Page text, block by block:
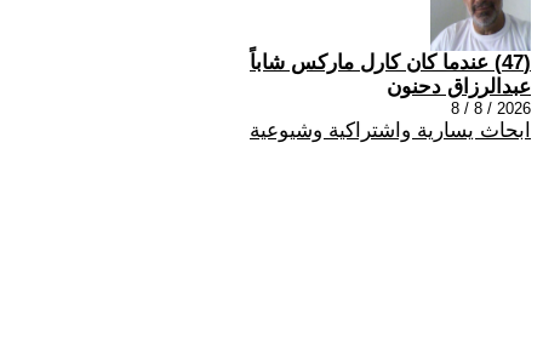
(47) عندما كان كارل ماركس شاباً
عبدالرزاق دحنون
2026 / 8 / 8
ابحاث يسارية واشتراكية وشيوعية